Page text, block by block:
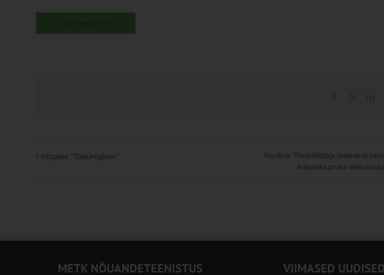
Infopäev “Toiduhügieen”
Koolitus “Farmitöötaja
kutseeksamiks
METK NÕUANDETEENISTUS VIIMASED